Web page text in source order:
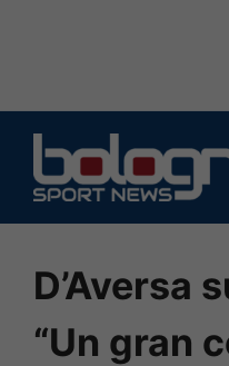
contenuto
D’Aversa
“Un gran